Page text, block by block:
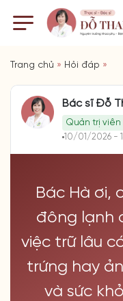
Trang chủ » Hỏi đáp »
Bác sĩ Đỗ
Quản trị viên
10/01/2026 -
Bác Hà ơi,
đông lạnh
việc trữ lâu
trứng hay
và sức